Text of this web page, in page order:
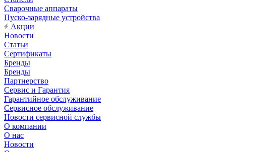
Сварочные аппараты
Пуско-зарядные устройства
Акции
Новости
Статьи
Сертификаты
Бренды
Бренды
Партнерство
Сервис и Гарантия
Гарантийное обслуживание
Сервисное обслуживание
Новости сервисной службы
О компании
О нас
Новости